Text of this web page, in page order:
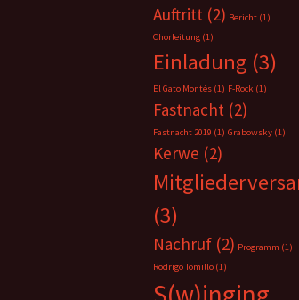
Auftritt (2) Bericht (1)
Chorleitung (1)
Einladung (3)
El Gato Montés (1) F-Rock (1)
Fastnacht (2)
Fastnacht 2019 (1) Grabowsky (1)
Kerwe (2)
(3)
Nachruf (2) Programm (1)
Rodrigo Tomillo (1)